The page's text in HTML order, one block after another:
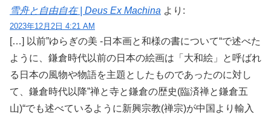
雪舟と自由自在 | Deus Ex Machina より:
2023年12月2日 4:21 AM
[…] 以前”ゆらぎの美 -日本画と和様の書について“で述べた
ように、鎌倉時代以前の日本の絵画は「大和絵」と呼ばれ
る日本の風物や物語を主題としたものであったのに対し
て、鎌倉時代以降”禅と寺と鎌倉の歴史(臨済禅と鎌倉五
山)“でも述べているように新興宗教(禅宗)が中国より輸入